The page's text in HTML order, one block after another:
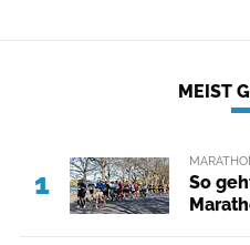
MEIST
1
So